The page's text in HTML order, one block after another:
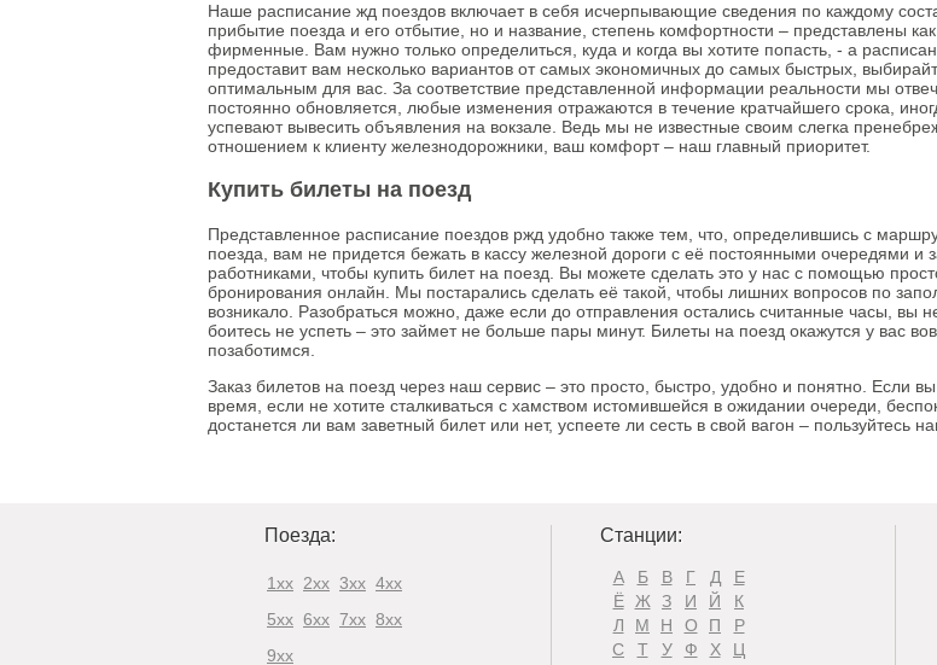
Наше расписание жд поездов включает в себя исчерпывающие сведения по каждому
прибытие поезда и его отбытие, но и название, степень комфортности – представлены
фирменные. Вам нужно только определиться, куда и когда вы хотите попасть, - а
предоставит вам несколько вариантов от самых экономичных до самых быстрых,
оптимальным для вас. За соответствие представленной информации реальности мы
постоянно обновляется, любые изменения отражаются в течение кратчайшего срока,
успевают вывесить объявления на вокзале. Ведь мы не известные своим слегка
отношением к клиенту железнодорожники, ваш комфорт – наш главный приоритет.
Купить билеты на поезд
Представленное расписание поездов ржд удобно также тем, что, определившись с
поезда, вам не придется бежать в кассу железной дороги с её постоянными очередями и
работниками, чтобы купить билет на поезд. Вы можете сделать это у нас с помощью
бронирования онлайн. Мы постарались сделать её такой, чтобы лишних вопросов по
возникало. Разобраться можно, даже если до отправления остались считанные часы, вы
боитесь не успеть – это займет не больше пары минут. Билеты на поезд окажутся у вас
позаботимся.
Заказ билетов на поезд через наш сервис – это просто, быстро, удобно и понятно. Если
время, если не хотите сталкиваться с хамством истомившейся в ожидании очереди,
достанется ли вам заветный билет или нет, успеете ли сесть в свой вагон – пользуйтесь
Поезда:
1xx 2xx 3xx 4xx
5xx 6xx 7xx 8xx
9xx
Станции:
А Б В Г Д
Е
Ё
Ж З И Й
К
Л
М Н О П
Р
С
Т У Ф Х
Ц